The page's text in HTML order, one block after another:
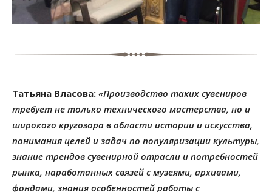
Татьяна Власова: «Производство таких сувениров
требует не только технического мастерства, но и
широкого кругозора в области истории и искусства,
понимания целей и задач по популяризации культуры,
знание трендов сувенирной отрасли и потребностей
рынка, наработанных связей с музеями, архивами,
фондами, знания особенностей работы с